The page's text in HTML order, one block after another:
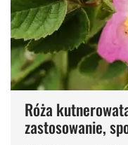
Róża
zastosowanie,